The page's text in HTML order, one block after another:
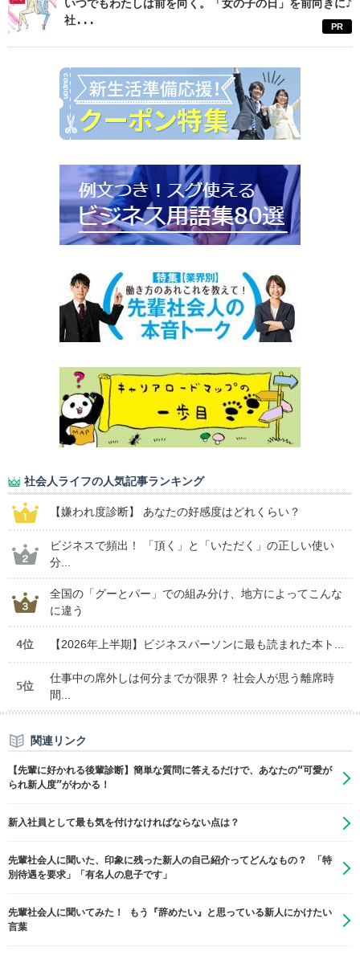
いつでもわたしは前を向く。「女の子の日」を前向きに♪
社...
PR
社会人ライフの人気記事ランキング
【嫌われ度診断】 あなたの好感度はどれくらい？
ビジネスで頻出！ 「頂く」と「いただく」の正しい使い
分...
全国の「グーとパー」での組み分け、地方によってこんな
に違う
4位 【2026年上半期】ビジネスパーソンに最も読まれた本ト...
5位
仕事中の席外しは何分までが限界？ 社会人が思う離席時
間...
関連リンク
【先輩に好かれる後輩診断】簡単な質問に答えるだけで、あなたの“可愛が
られ新人度”がわかる！
新入社員として最も気を付けなければならない点は？
先輩社会人に聞いた、印象に残った新人の自己紹介ってどんなもの？ 「特
別待遇を要求」「有名人の息子です」
先輩社会人に聞いてみた！ もう『辞めたい』と思っている新人にかけたい
言葉